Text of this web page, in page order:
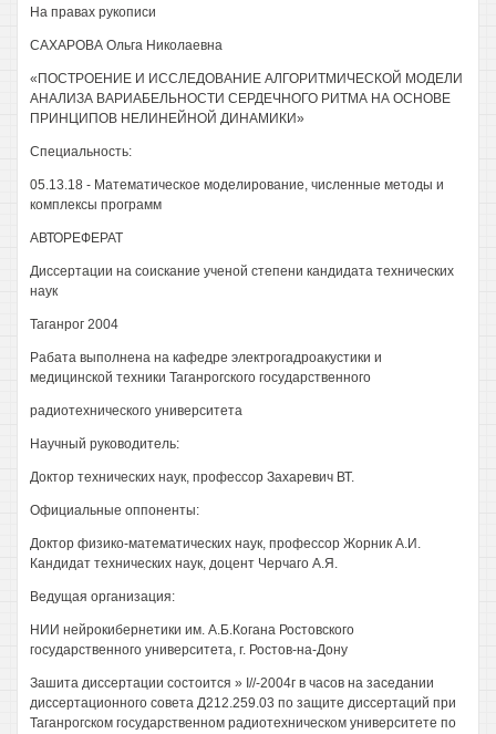
На правах рукописи
САХАРОВА Ольга Николаевна
«ПОСТРОЕНИЕ И ИССЛЕДОВАНИЕ АЛГОРИТМИЧЕСКОЙ МОДЕЛИ
АНАЛИЗА ВАРИАБЕЛЬНОСТИ СЕРДЕЧНОГО РИТМА НА ОСНОВЕ
ПРИНЦИПОВ НЕЛИНЕЙНОЙ ДИНАМИКИ»
Специальность:
05.13.18 - Математическое моделирование, численные методы и
комплексы программ
АВТОРЕФЕРАТ
Диссертации на соискание ученой степени кандидата технических
наук
Таганрог 2004
Рабата выполнена на кафедре электрогадроакустики и
медицинской техники Таганрогского государственного
радиотехнического университета
Научный руководитель:
Доктор технических наук, профессор Захаревич ВТ.
Официальные оппоненты:
Доктор физико-математических наук, профессор Жорник А.И.
Кандидат технических наук, доцент Черчаго А.Я.
Ведущая организация:
НИИ нейрокибернетики им. А.Б.Когана Ростовского
государственного университета, г. Ростов-на-Дону
Зашита диссертации состоится » I//-2004г в часов на заседании
диссертационного совета Д212.259.03 по защите диссертаций при
Таганрогском государственном радиотехническом университете по